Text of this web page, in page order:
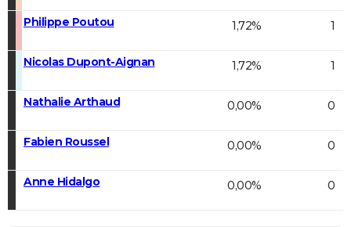
Philippe Poutou 1,72% 1
Nicolas Dupont-Aignan 1,72% 1
Nathalie Arthaud 0,00% 0
Fabien Roussel 0,00% 0
Anne Hidalgo 0,00% 0